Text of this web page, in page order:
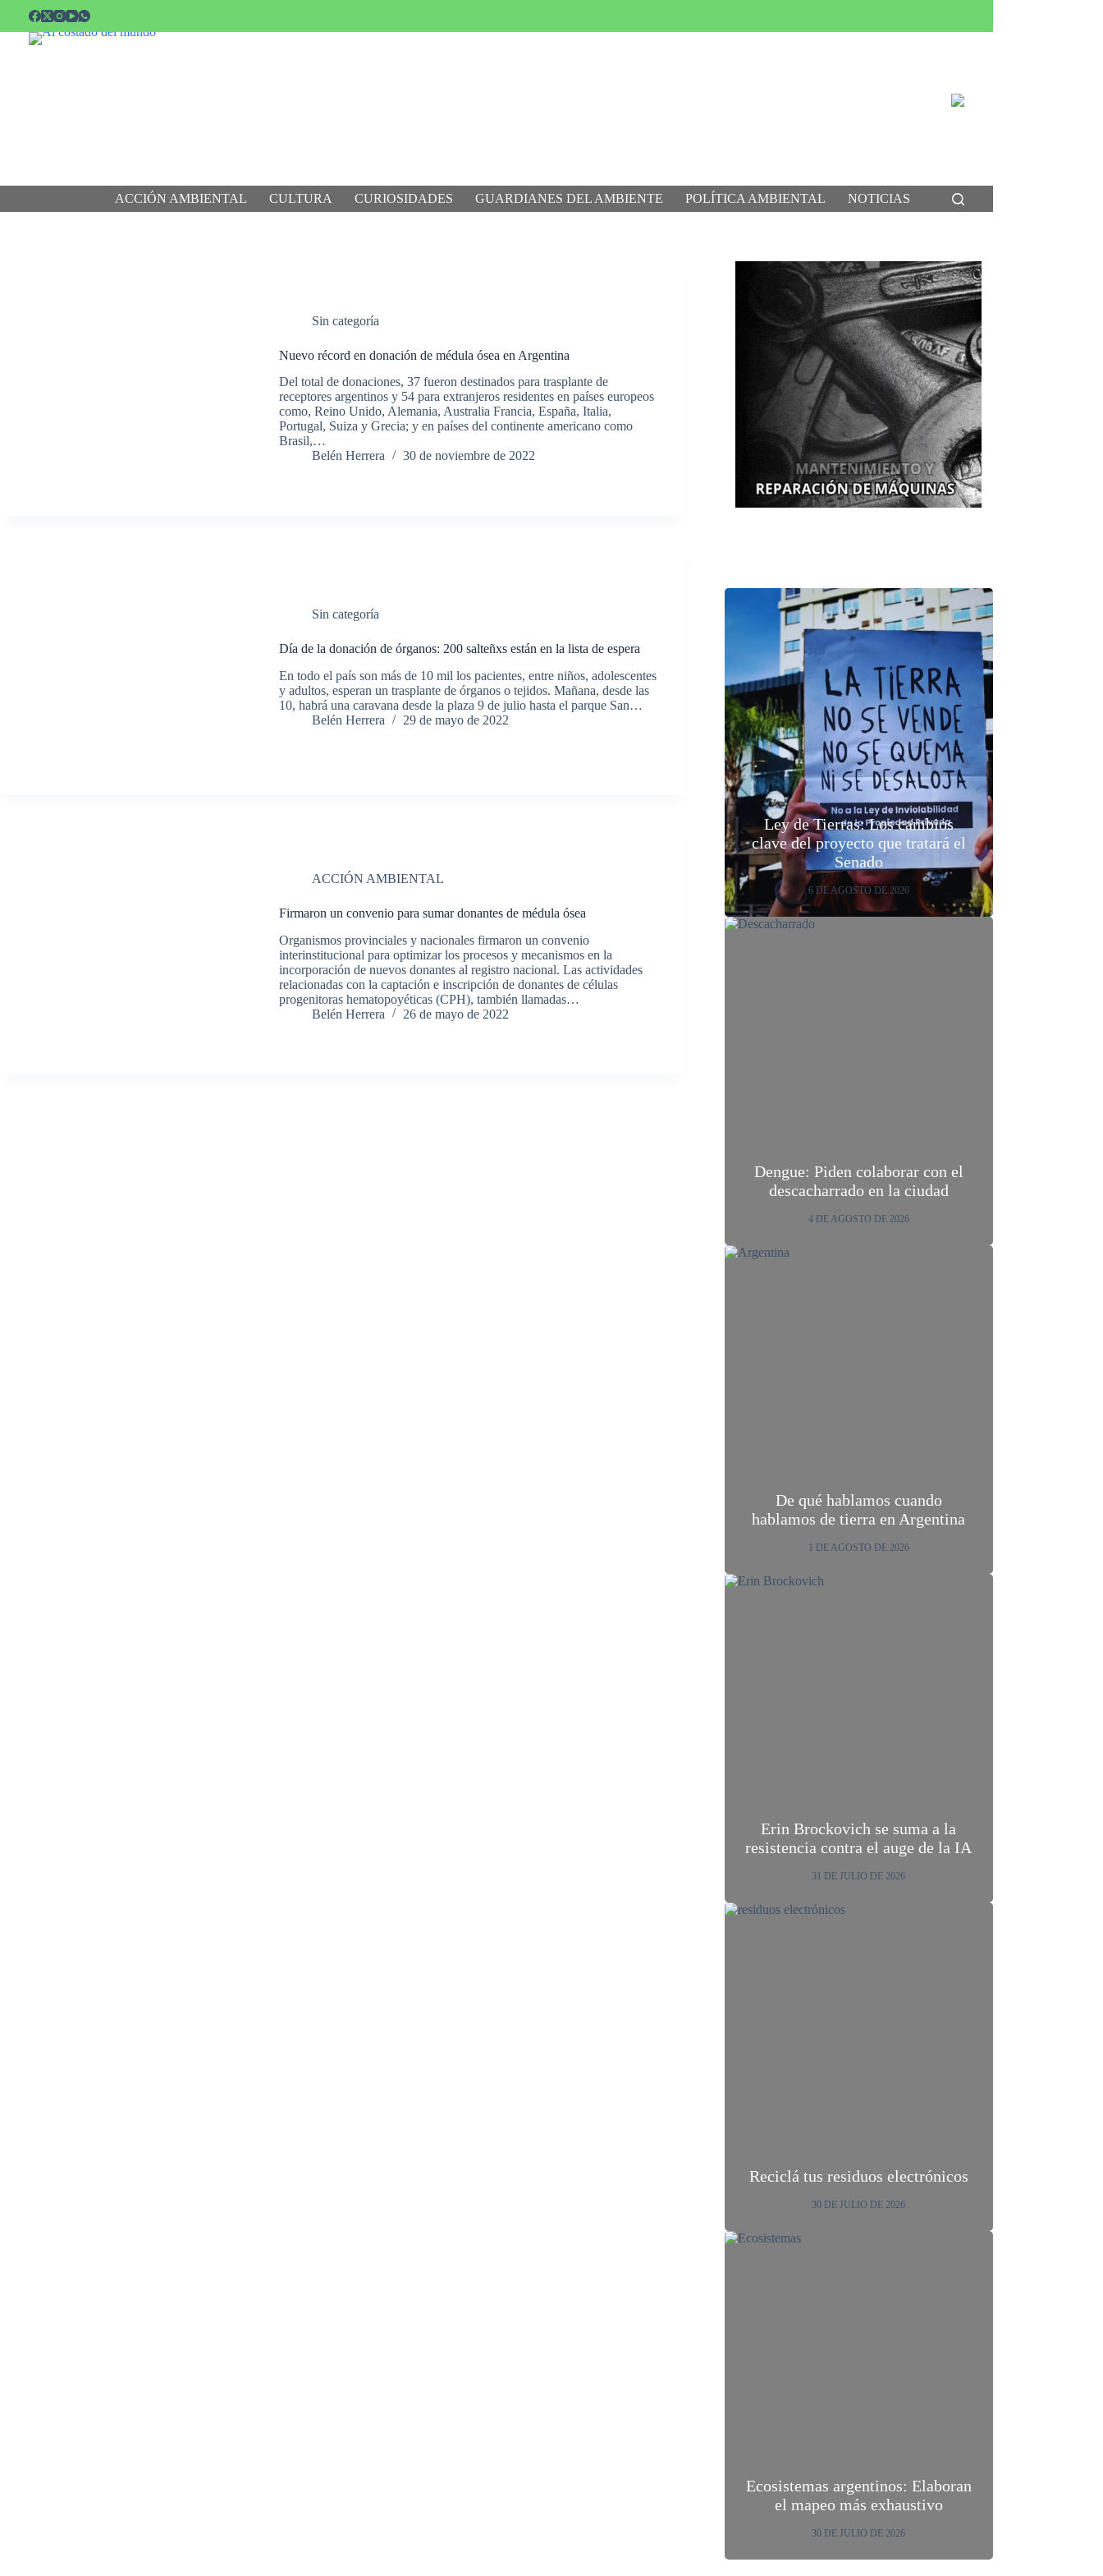
contenido
ACCIÓN AMBIENTAL CULTURA CURIOSIDADES GUARDIANES DEL AMBIENTE POLÍTICA AMBIENTAL NOTICIAS
Sin categoría
Nuevo récord en donación de médula ósea en Argentina
Del total de donaciones, 37 fueron destinados para trasplante de
receptores argentinos y 54 para extranjeros residentes en países europeos
como, Reino Unido, Alemania, Australia Francia, España, Italia,
Portugal, Suiza y Grecia; y en países del continente americano como
Brasil,…
Belén Herrera
30 de noviembre de 2022
Sin categoría
Día de la donación de órganos: 200 salteñxs están en la lista de espera
En todo el país son más de 10 mil los pacientes, entre niños, adolescentes
y adultos, esperan un trasplante de órganos o tejidos. Mañana, desde las
10, habrá una caravana desde la plaza 9 de julio hasta el parque San…
Belén Herrera
29 de mayo de 2022
ACCIÓN AMBIENTAL
Firmaron un convenio para sumar donantes de médula ósea
Organismos provinciales y nacionales firmaron un convenio
interinstitucional para optimizar los procesos y mecanismos en la
incorporación de nuevos donantes al registro nacional. Las actividades
relacionadas con la captación e inscripción de donantes de células
progenitoras hematopoyéticas (CPH), también llamadas…
Belén Herrera
26 de mayo de 2022
Ley de Tierras: Los cambios
clave del proyecto que tratará el
Senado
6 DE AGOSTO DE 2026
Dengue: Piden colaborar con el
descacharrado en la ciudad
4 DE AGOSTO DE 2026
De qué hablamos cuando
hablamos de tierra en Argentina
1 DE AGOSTO DE 2026
Erin Brockovich se suma a la
resistencia contra el auge de la IA
31 DE JULIO DE 2026
Reciclá tus residuos electrónicos
30 DE JULIO DE 2026
Ecosistemas argentinos: Elaboran
el mapeo más exhaustivo
30 DE JULIO DE 2026